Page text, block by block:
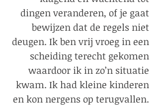
dingen veranderen, of je gaat
bewijzen dat de regels niet
deugen. Ik ben vrij vroeg in een
scheiding terecht gekomen
waardoor ik in zo’n situatie
kwam. Ik had kleine kinderen
en kon nergens op terugvallen.